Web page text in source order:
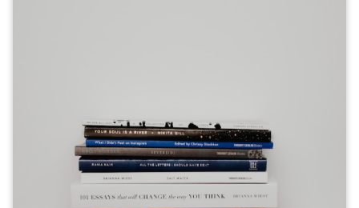
Ανάγκη για ποιοτικό αποτέλεσμα
Φιλοδοξείς να δημιουργήσεις μια εξαιρετικά καλοδουλεμένη
εργασία και αναζητάς βοήθεια από ειδικούς για την επίτευξη
αυτού του στόχου.